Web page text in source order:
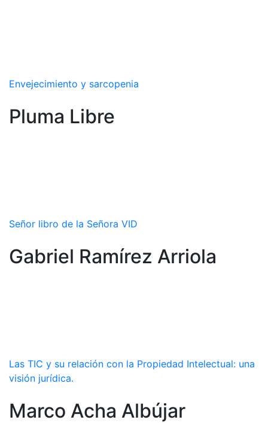
Envejecimiento y sarcopenia
Pluma Libre
Señor libro de la Señora VID
Gabriel Ramírez Arriola
Las TIC y su relación con la Propiedad Intelectual: una
visión jurídica.
Marco Acha Albújar